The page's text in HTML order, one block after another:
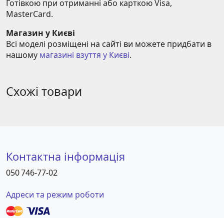
Готівкою при отриманні або карткою Visa,
MasterCard.
Магазин у Києві
Всі моделі розміщені на сайті ви можете придбати в
нашому магазині взуття у Києві.
Схожі товари
Контактна інформація
050 746-77-02
Адреси та режим роботи